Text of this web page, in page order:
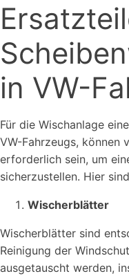
in VW-
Für die Wischanlage
VW-Fahrzeugs, können
erforderlich sein, um
sicherzustellen. Hier
Wischerblätter
Wischerblätter sind
Reinigung der
ausgetauscht werden,